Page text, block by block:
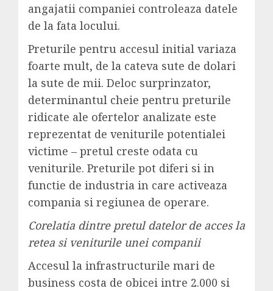
angajatii companiei controleaza datele
de la fata locului.
Preturile pentru accesul initial variaza
foarte mult, de la cateva sute de dolari
la sute de mii. Deloc surprinzator,
determinantul cheie pentru preturile
ridicate ale ofertelor analizate este
reprezentat de veniturile potentialei
victime – pretul creste odata cu
veniturile. Preturile pot diferi si in
functie de industria in care activeaza
compania si regiunea de operare.
Corelatia dintre pretul datelor de acces la
retea si veniturile unei companii
Accesul la infrastructurile mari de
business costa de obicei intre 2.000 si